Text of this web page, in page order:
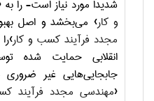
شدیداً مورد نیاز است- را به
و کار› می‌بخشد و اصل
مجدد فرآیند کسب و کار
انقلابی حمایت شده
جابجایی‌هایی غیر
‹مهندسی مجدد فرآیند